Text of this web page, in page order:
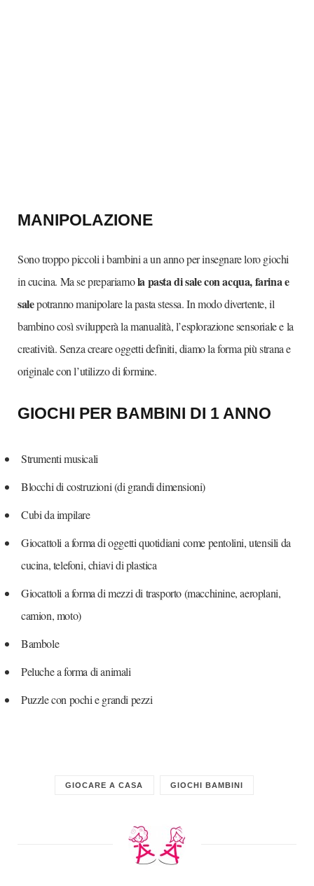
MANIPOLAZIONE
Sono troppo piccoli i bambini a un anno per insegnare loro giochi
in cucina. Ma se prepariamola pasta di sale con acqua, farina e
salepotranno manipolare la pasta stessa. In modo divertente, il
bambino così svilupperà la manualità, l’esplorazione sensoriale e la
creatività. Senza creare oggetti definiti, diamo la forma più strana e
originale con l’utilizzo di formine.
GIOCHI PER BAMBINI DI 1 ANNO
Strumenti musicali
Blocchi di costruzioni (di grandi dimensioni)
Cubi da impilare
Giocattoli a forma di oggetti quotidiani come pentolini, utensili da
cucina, telefoni, chiavi di plastica
Giocattoli a forma di mezzi di trasporto (macchinine, aeroplani,
camion, moto)
Bambole
Peluche a forma di animali
Puzzle con pochi e grandi pezzi
GIOCARE A CASA GIOCHI BAMBINI